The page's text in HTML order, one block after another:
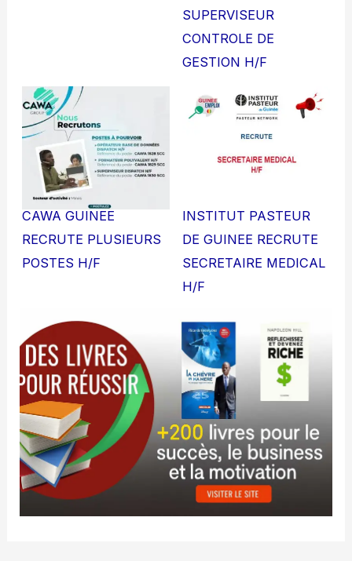
SUPERVISEUR
CONTROLE DE
GESTION H/F
CAWA GUINEE
RECRUTE PLUSIEURS
POSTES H/F
INSTITUT PASTEUR
DE GUINEE RECRUTE
SECRETAIRE MEDICAL
H/F